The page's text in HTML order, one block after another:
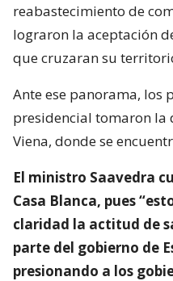
reabastecimiento de
lograron la aceptación
que cruzaran su
Ante ese panorama, los
presidencial tomaron la
Viena, donde se
El ministro Saavedra
Casa Blanca, pues
claridad la actitud de
parte del gobierno de
presionando a los